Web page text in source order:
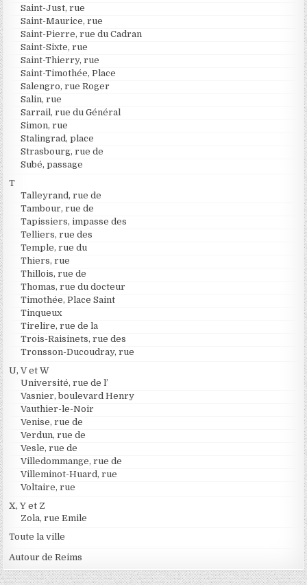
Saint-Just, rue
Saint-Maurice, rue
Saint-Pierre, rue du Cadran
Saint-Sixte, rue
Saint-Thierry, rue
Saint-Timothée, Place
Salengro, rue Roger
Salin, rue
Sarrail, rue du Général
Simon, rue
Stalingrad, place
Strasbourg, rue de
Subé, passage
T
Talleyrand, rue de
Tambour, rue de
Tapissiers, impasse des
Telliers, rue des
Temple, rue du
Thiers, rue
Thillois, rue de
Thomas, rue du docteur
Timothée, Place Saint
Tinqueux
Tirelire, rue de la
Trois-Raisinets, rue des
Tronsson-Ducoudray, rue
U, V et W
Université, rue de l’
Vasnier, boulevard Henry
Vauthier-le-Noir
Venise, rue de
Verdun, rue de
Vesle, rue de
Villedommange, rue de
Villeminot-Huard, rue
Voltaire, rue
X, Y et Z
Zola, rue Emile
Toute la ville
Autour de Reims